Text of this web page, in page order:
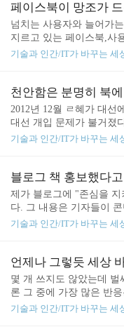
당할 것이다.새벽에 집중
력을 추가배치해야 한다.
다.그럼에도 포털은 아웃
언론사들은 아웃링크 정
듯하다.전화와서 이에 대
페이스북이 망조가
넘치는 사용자와 늘어가
지르고 있는 페이스북,사
전세계 인터넷 사용자의
서 현실화되었다.마이크
도 악당이다. 당신이 누
당하여 당신을 효과적인
을 당신에게 강력하게 권
은 징벌적 벌금을 받게 될
전과자가 될 가능성도 제
것은 베북의 성장에 영향
다. 베북의 망조는 ..
기술과 인간/IT가 바꾸는 세
천안함은 분명히 북
2012년 12월 ㄹ혜가 대선
대선 개입 문제가 불거졌
공안 모드로 돌입한다. 그
이 간첩 사건은 조작으로
이었던 유우성씨는 2013
다.(국정원은 이후 2심 재
국 출입경 기록을 조작 하
이래 최초로 직원이 구속
일 후인 2013.8.28일 이석
터뜨린다.하지만 재판부
임이 밝혀진다.(검찰은 "
기술과 인간/IT가 바꾸는 세
블로그 책 홍보했다
제가 블로그에 "존심을
다. 그 내용은 기자들이
보한다면 눈치 보지 않고
했습니다. 그랬더니 아래
: 플레잉 글 열심히 거듭
린 선택(기레기)을 비판하
면서 그래도 같이 살는
테니 기레기들아 나의 발
기술과 인간/IT가 바꾸는 세
언제나 그렇듯 세상
몇 개 쓰지도 않았는데
론 그 중에 가장 많은 반
는 뭐 별로 열 받지 않았
기술과 인간/IT가 바꾸는 세